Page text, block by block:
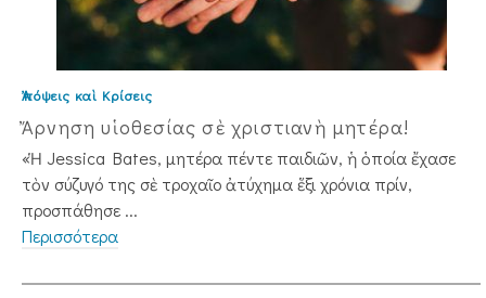
Ἀπόψεις καὶ Κρίσεις
Ἄρνηση υἱοθεσίας σὲ χριστιανὴ μητέρα!
«Ἡ Jessica Bates, μητέρα πέντε παιδιῶν, ἡ ὁποία ἔχασε
τὸν σύζυγό της σὲ τροχαῖο ἀτύχημα ἕξι χρόνια πρίν,
προσπάθησε ...
Περισσότερα